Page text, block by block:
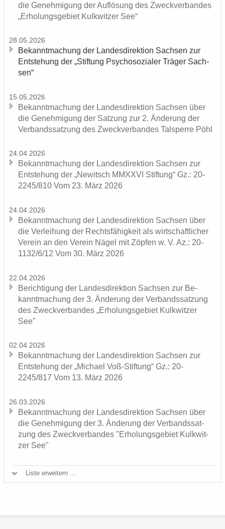
die Ge­neh­mi­gung der Auf­lö­sung des Zweck­ver­ban­des
„Er­ho­lungs­ge­biet Kulk­wit­zer See“
28.05.2026
Be­kannt­ma­chung der Lan­des­di­rek­ti­on Sach­sen zur
Ent­ste­hung der „Stif­tung Psy­cho­so­zia­ler Trä­ger Sach­
sen“
15.05.2026
Be­kannt­ma­chung der Lan­des­di­rek­ti­on Sach­sen über
die Ge­neh­mi­gung der Sat­zung zur 2. Än­de­rung der
Ver­bands­sat­zung des Zweck­ver­ban­des Tal­sper­re Pöhl
24.04.2026
Be­kannt­ma­chung der Lan­des­di­rek­ti­on Sach­sen zur
Ent­ste­hung der „Ne­witsch MMXXVI Stif­tung“ Gz.: 20-
2245/810 Vom 23. März 2026
24.04.2026
Be­kannt­ma­chung der Lan­des­di­rek­ti­on Sach­sen über
die Ver­lei­hung der Rechts­fä­hig­keit als wirt­schaft­li­cher
Ver­ein an den Ver­ein Nägel mit Zöp­fen w. V. Az.: 20-
1132/6/12 Vom 30. März 2026
22.04.2026
Be­rich­ti­gung der Lan­des­di­rek­ti­on Sach­sen zur Be­
kannt­ma­chung der 3. Än­de­rung der Ver­bands­sat­zung
des Zweck­ver­ban­des „Er­ho­lungs­ge­biet Kulk­wit­zer
See"
02.04.2026
Be­kannt­ma­chung der Lan­des­di­rek­ti­on Sach­sen zur
Ent­ste­hung der „Mi­cha­el Voß-​Stiftung“ Gz.: 20-
2245/817 Vom 13. März 2026
26.03.2026
Be­kannt­ma­chung der Lan­des­di­rek­ti­on Sach­sen über
die Ge­neh­mi­gung der 3. Än­de­rung der Ver­bands­sat­
zung des Zweck­ver­ban­des "Er­ho­lungs­ge­biet Kulk­wit­
zer See"
Liste er­wei­tern ...